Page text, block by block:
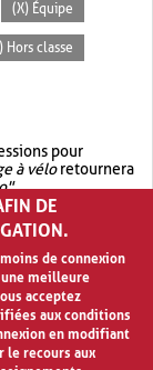
(X) Équipe
Hors classe
pour
à véloretournera
.
.garage OR vélo
à vélo
DE
de connexion
meilleure
acceptez
aux conditions
en modifiant
le recours aux